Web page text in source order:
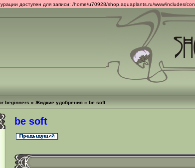
доступен для записи: /home/u70928/shop.aquaplants.ru/www/includes/
beginners » Жидкие удобрения » be soft
be soft